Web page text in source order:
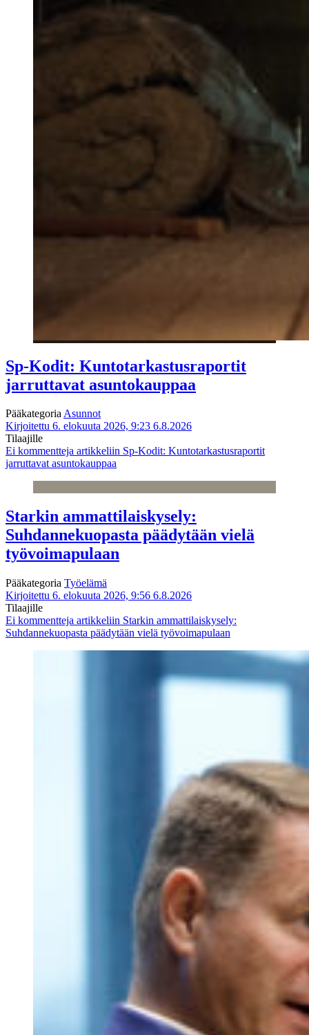
Sp-Kodit: Kuntotarkastusraportit
jarruttavat asuntokauppaa
PääkategoriaAsunnot
Kirjoitettu 6. elokuuta 2026, 9:23 6.8.2026
Tilaajille
Ei kommentteja artikkeliin Sp-Kodit: Kuntotarkastusraportit
jarruttavat asuntokauppaa
Starkin ammattilaiskysely:
Suhdannekuopasta päädytään vielä
työvoimapulaan
Pääkategoria Työelämä
Kirjoitettu 6. elokuuta 2026, 9:56 6.8.2026
Tilaajille
Ei kommentteja artikkeliin Starkin ammattilaiskysely:
Suhdannekuopasta päädytään vielä työvoimapulaan